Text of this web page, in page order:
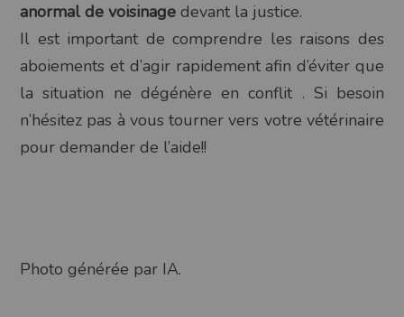
anormal de voisinage devant la justice.
Il est important de comprendre les raisons des
aboiements et d’agir rapidement afin d’éviter que
la situation ne dégénère en conflit . Si besoin
n’hésitez pas à vous tourner vers votre vétérinaire
pour demander de l’aide!!
Photo générée par IA.